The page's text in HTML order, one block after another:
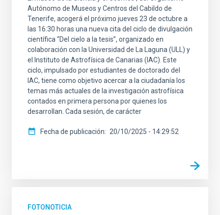
Autónomo de Museos y Centros del Cabildo de
Tenerife, acogerá el próximo jueves 23 de octubre a
las 16:30 horas una nueva cita del ciclo de divulgación
científica “Del cielo a la tesis”, organizado en
colaboración con la Universidad de La Laguna (ULL) y
el Instituto de Astrofísica de Canarias (IAC). Este
ciclo, impulsado por estudiantes de doctorado del
IAC, tiene como objetivo acercar a la ciudadanía los
temas más actuales de la investigación astrofísica
contados en primera persona por quienes los
desarrollan. Cada sesión, de carácter
Fecha de publicación 20/10/2025 - 14:29:52
FOTONOTICIA